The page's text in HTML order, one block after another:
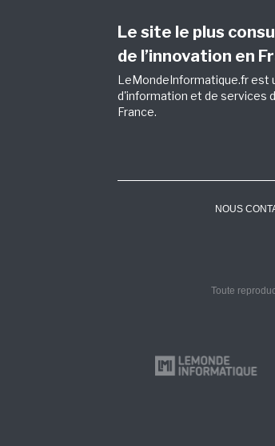
Le site le plus
de l’innovation en
LeMondeInformatique.fr est
d'information et de services
France.
NOUS
Toute